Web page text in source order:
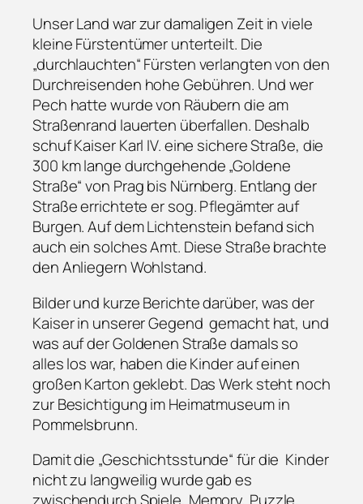
Unser Land war zur damaligen Zeit in viele
kleine Fürstentümer unterteilt. Die
„durchlauchten“ Fürsten verlangten von den
Durchreisenden hohe Gebühren. Und wer
Pech hatte wurde von Räubern die am
Straßenrand lauerten überfallen. Deshalb
schuf Kaiser Karl IV. eine sichere Straße, die
300 km lange durchgehende „Goldene
Straße“ von Prag bis Nürnberg. Entlang der
Straße errichtete er sog. Pflegämter auf
Burgen. Auf dem Lichtenstein befand sich
auch ein solches Amt. Diese Straße brachte
den Anliegern Wohlstand.
Bilder und kurze Berichte darüber, was der
Kaiser in unserer Gegend gemacht hat, und
was auf der Goldenen Straße damals so
alles los war, haben die Kinder auf einen
großen Karton geklebt. Das Werk steht noch
zur Besichtigung im Heimatmuseum in
Pommelsbrunn.
Damit die „Geschichtsstunde“ für die Kinder
nicht zu langweilig wurde gab es